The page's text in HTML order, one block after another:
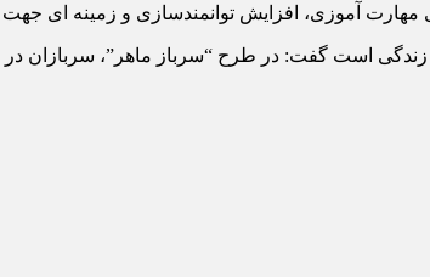
آموزی، افزایش توانمندسازی و زمینه ای جهت
است گفت: در طرح “سرباز ماهر”، سربازان